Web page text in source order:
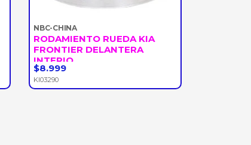
NBC-CHINA
RODAMIENTO RUEDA KIA
FRONTIER DELANTERA
INTERIO...
-
$8.999
KI03290